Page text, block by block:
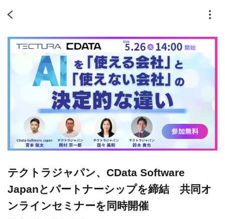
テクトラジャパン、CData Software
Japanとパートナーシップを締結 共同オ
ンラインセミナーを同時開催